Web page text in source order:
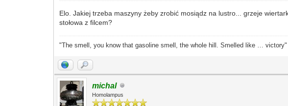
Elo. Jakiej trzeba maszyny żeby zrobić mosiądz na lustro... grzeje
stołowa z filcem?
"The smell, you know that gasoline smell, the whole hill. Smelled like … victory"
michal
Homolampus